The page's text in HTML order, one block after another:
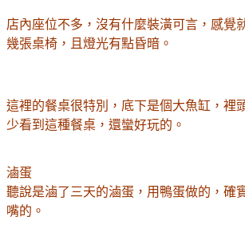
店內座位不多，沒有什麼裝潢可言，感覺
幾張桌椅，且燈光有點昏暗。
這裡的餐桌很特別，底下是個大魚缸，裡
少看到這種餐桌，還蠻好玩的。
滷蛋
聽說是滷了三天的滷蛋，用鴨蛋做的，確
嘴的。